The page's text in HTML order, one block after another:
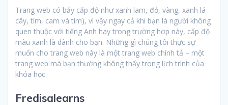
Trang web có bảy cấp độ như xanh lam, đỏ, vàng, xanh lá
cây, tím, cam và tím), vì vậy ngay cả khi bạn là người không
quen thuộc với tiếng Anh hay trong trường hợp này, cấp độ
màu xanh là dành cho bạn. Những gì chúng tôi thực sự
muốn cho trang web này là một trang web chính tả – một
trang web mà bạn thường không thấy trong lịch trình của
khóa học.
Fredisalearns